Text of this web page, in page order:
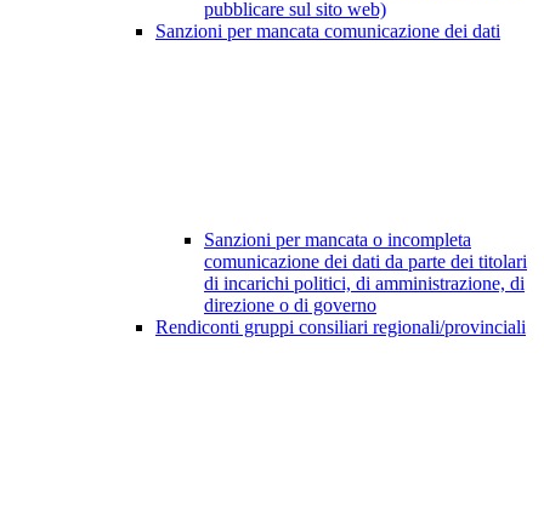
pubblicare sul sito web)
Sanzioni per mancata comunicazione dei dati
Sanzioni per mancata o incompleta
comunicazione dei dati da parte dei titolari
di incarichi politici, di amministrazione, di
direzione o di governo
Rendiconti gruppi consiliari regionali/provinciali